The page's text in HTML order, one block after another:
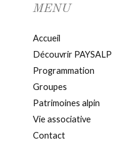
MENU
Accueil
Découvrir PAYSALP
Programmation
Groupes
Patrimoines alpin
Vie associative
Contact